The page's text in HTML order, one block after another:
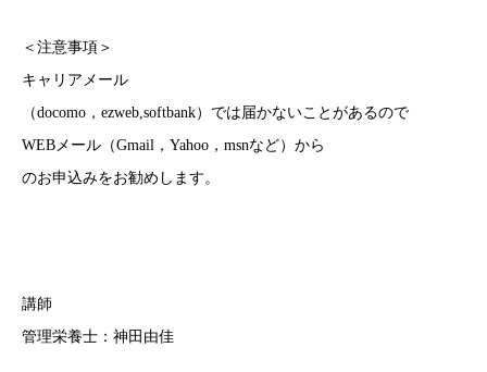
＜注意事項＞
キャリアメール
（docomo，ezweb,softbank）では届かないことがあるので
WEBメール（Gmail，Yahoo，msnなど）から
のお申込みをお勧めします。
講師
管理栄養士：神田由佳